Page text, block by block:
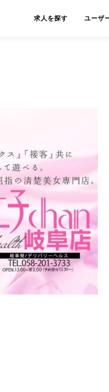
求人を探す ユーザ